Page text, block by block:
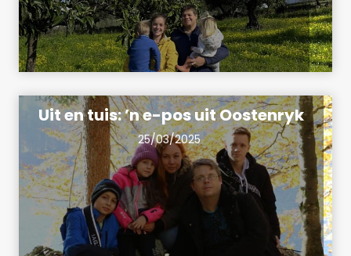
Uit en tuis: ’n e-pos uit Oostenryk
25/03/2025